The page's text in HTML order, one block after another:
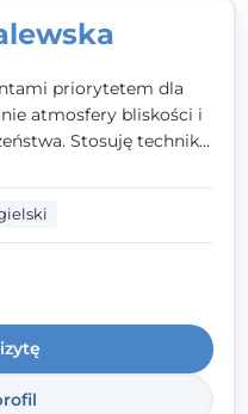
priorytetem dla
atmosfery bliskości i
Stosuję techniki
oraz metody,
na rozwiązaniach
osiąganiu
(doprowadzeniu do
sytuacji) poprzez
zasobów
klienta. W swojej
z metod dialogu
uważności.